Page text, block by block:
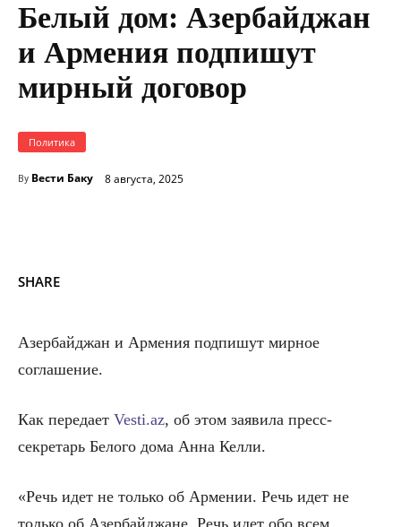
Белый дом: Азербайджан
и Армения подпишут
мирный договор
Политика
By Вести Баку 8 августа, 2025
SHARE
Азербайджан и Армения подпишут мирное
соглашение.
Как передает Vesti.az, об этом заявила пресс-
секретарь Белого дома Анна Келли.
«Речь идет не только об Армении. Речь идет не